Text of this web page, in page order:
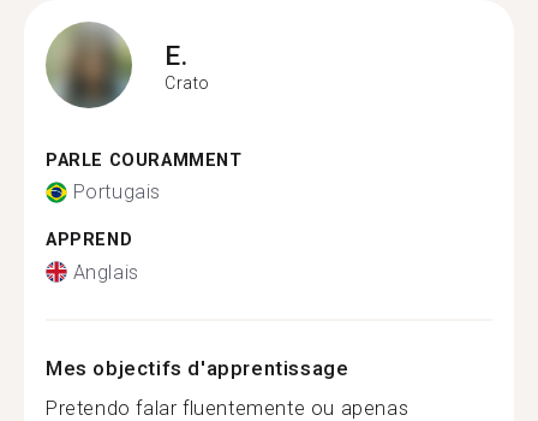
E.
Crato
PARLE COURAMMENT
Portugais
APPREND
Anglais
Mes objectifs d'apprentissage
Pretendo falar fluentemente ou apenas